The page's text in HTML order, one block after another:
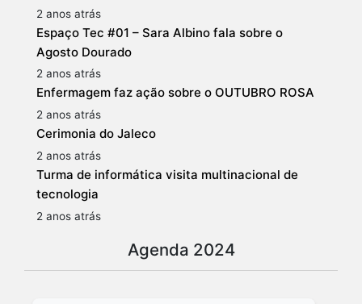
2 anos atrás
Espaço Tec #01 – Sara Albino fala sobre o
Agosto Dourado
2 anos atrás
Enfermagem faz ação sobre o OUTUBRO ROSA
2 anos atrás
Cerimonia do Jaleco
2 anos atrás
Turma de informática visita multinacional de
tecnologia
2 anos atrás
Agenda 2024